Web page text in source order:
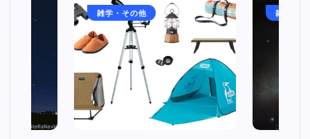
雑学・その他 雑学・そ